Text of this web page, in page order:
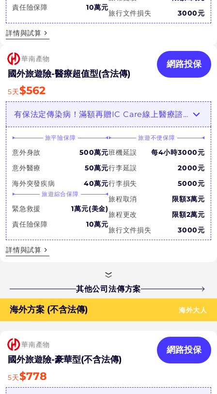
責任險保障
10萬元
旅行文件損失
3000元
詳情與試算
華南產物
國外旅遊險-醫療超值型(含法傳)
網路投保
5天$562
有保法定傳染病！滿額再贈IC Care線上醫療諮詢！
旅平險保障
意外身故
500萬元
意外醫療
50萬元
海外突發疾病
40萬元
旅遊綜合保障
緊急救援
1萬元(美金)
責任險保障
10萬元
旅遊不便保障
班機延誤
每4小時3000元
行李延誤
2000元
行李損失
5000元
旅程取消
限額3萬元
旅程更改
限額2萬元
旅行文件損失
3000元
詳情與試算
其他公司法傳方案
海外方案 (不含法傳) 海外大人
華南產物
國外旅遊險-豪華型(不含法傳)
網路投保
5天$778